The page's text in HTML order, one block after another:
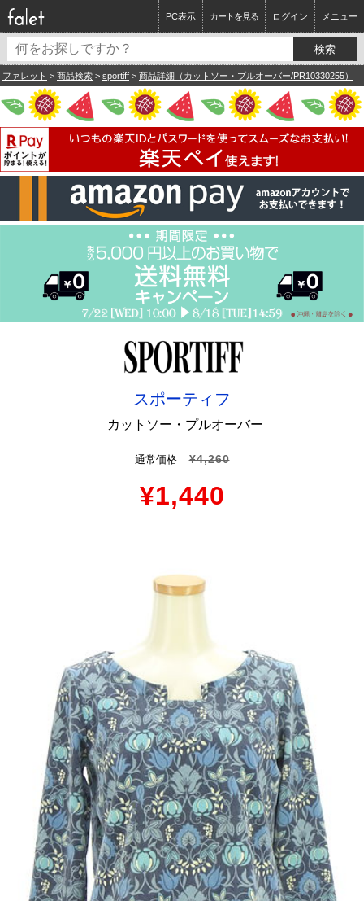
ログイン メニュー
カートを見る
PC表示
ファレット > 商品検索 > sportiff > 商品詳細（カットソー・プルオーバー/PR10330255）
スポーティフ
カットソー・プルオーバー
通常価格 ¥4,260
¥1,440